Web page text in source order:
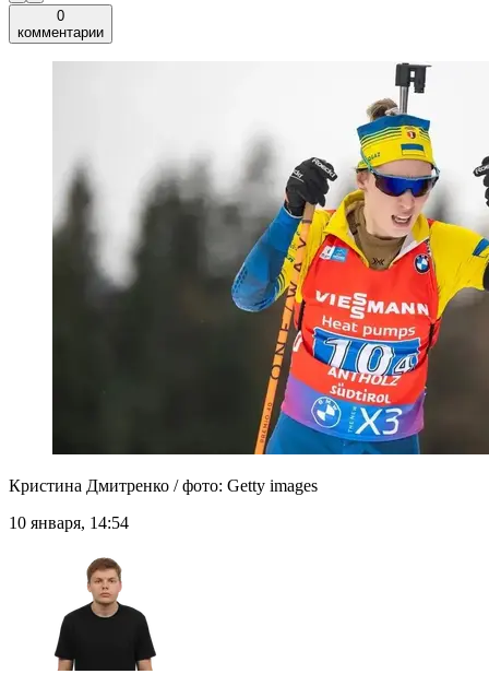
0
комментарии
Кристина Дмитренко / фото: Getty images
10 января, 14:54